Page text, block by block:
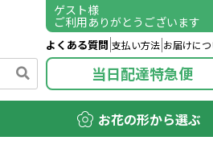
ゲスト様
ご利用ありがとうございます
よくある質問 支払い方法 お届けに
当日配達特急便
お花の形から選ぶ